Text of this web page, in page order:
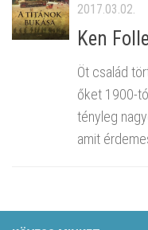
2017.03.02.
Ken
Öt család
őket 1900-
tényleg
amit